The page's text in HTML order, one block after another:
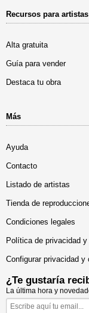
Recursos para artistas
Alta gratuita
Guía para vender
Destaca tu obra
Más
Ayuda
Contacto
Listado de artistas
Tienda de
Condiciones legales
Política de privacidad y
Configurar privacidad y
¿Te gustaría
La última hora y